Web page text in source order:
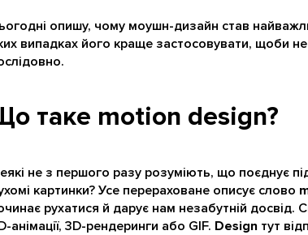
опишу, чому моушн-дизайн став
випадках його краще застосовувати, щоби
таке motion design?
не з першого разу розуміють, що поєднує
картинки? Усе перераховане описує слово
рухатися й дарує нам незабутній
анімації, 3D-рендеринги або GIF. Design тут